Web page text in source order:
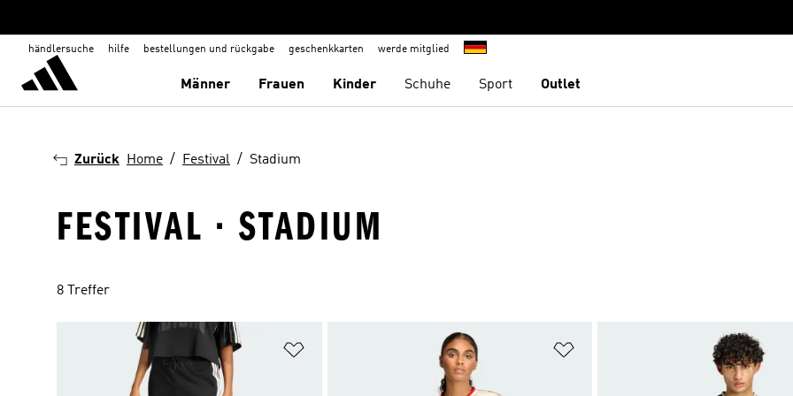
händlersuche hilfe bestellungen und rückgabe geschenkkarten werde mitglied
Männer Frauen Kinder Schuhe Sport Outlet
Zurück Home Festival Stadium
FESTIVAL · STADIUM
8 Treffer
Zur Wunschliste hinzufügen Zur Wunschliste hinzufügen